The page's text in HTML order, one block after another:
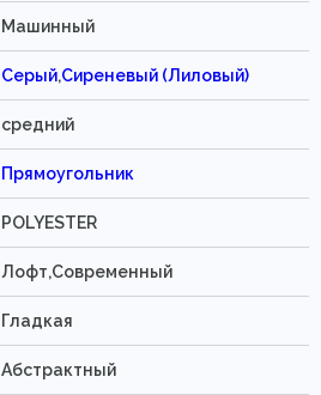
Машинный
Серый,Сиреневый (Лиловый)
средний
Прямоугольник
POLYESTER
Лофт,Современный
Гладкая
Абстрактный